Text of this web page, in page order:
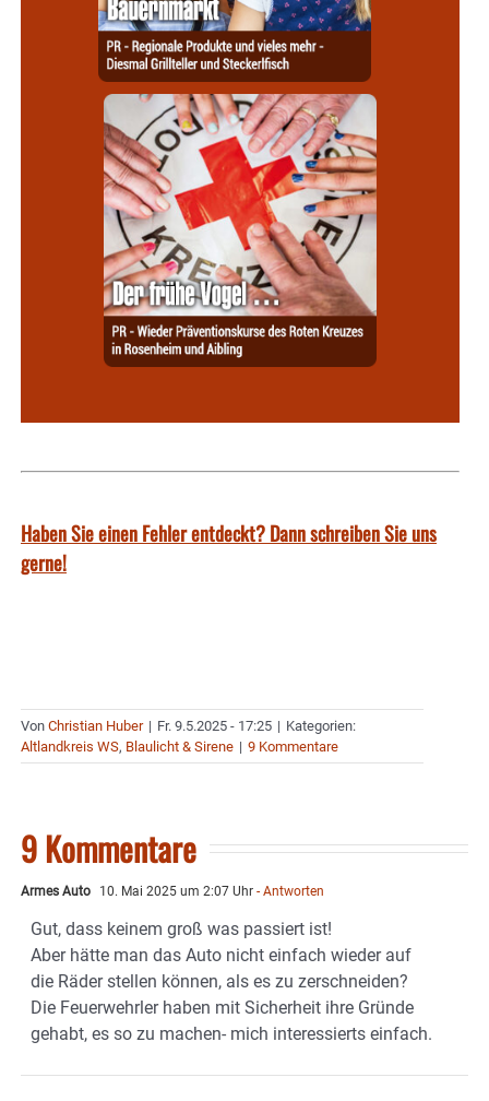
Haben Sie einen Fehler entdeckt? Dann schreiben Sie uns
gerne!
Von Christian Huber | Fr. 9.5.2025 - 17:25 | Kategorien:
Altlandkreis WS, Blaulicht & Sirene | 9 Kommentare
9 Kommentare
Armes Auto 10. Mai 2025 um 2:07 Uhr - Antworten
Gut, dass keinem groß was passiert ist!
Aber hätte man das Auto nicht einfach wieder auf
die Räder stellen können, als es zu zerschneiden?
Die Feuerwehrler haben mit Sicherheit ihre Gründe
gehabt, es so zu machen- mich interessierts einfach.